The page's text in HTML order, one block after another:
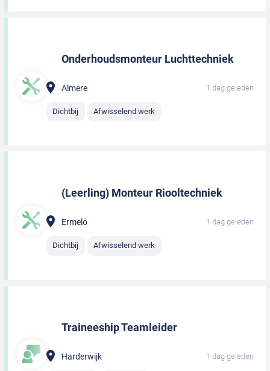
Onderhoudsmonteur Luchttechniek
Almere 1 dag geleden
Dichtbij Afwisselend werk
(Leerling) Monteur Riooltechniek
Ermelo 1 dag geleden
Dichtbij Afwisselend werk
Traineeship Teamleider
Harderwijk 1 dag geleden